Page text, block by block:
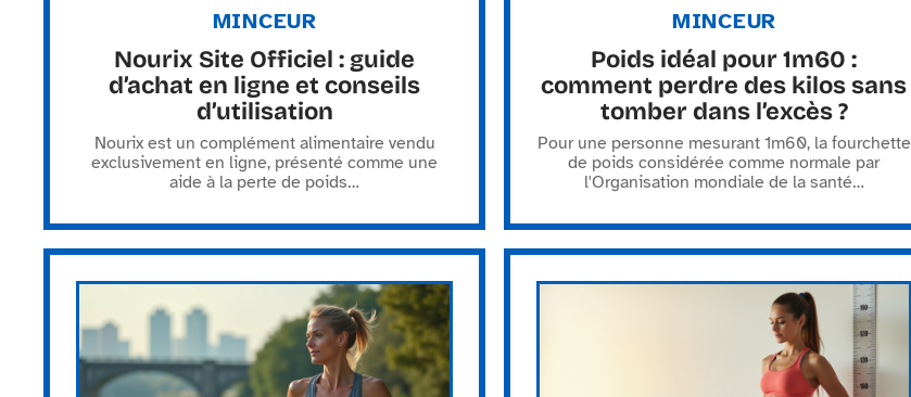
MINCEUR
Nourix Site Officiel : guide
d’achat en ligne et conseils
d’utilisation
Nourix est un complément alimentaire vendu
exclusivement en ligne, présenté comme une
aide à la perte de poids…
MINCEUR
Poids idéal pour 1m60 :
comment perdre des kilos sans
tomber dans l’excès ?
Pour une personne mesurant 1m60, la fourchette
de poids considérée comme normale par
l'Organisation mondiale de la santé…